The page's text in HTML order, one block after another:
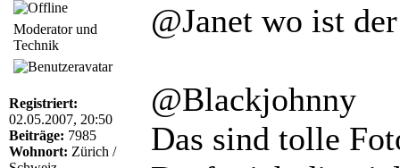
Moderator und
Technik
Registriert:
02.05.2007, 20:50
Beiträge: 7985
Wohnort: Zürich /
@Janet wo ist
@Blackjohnny
Das sind tolle